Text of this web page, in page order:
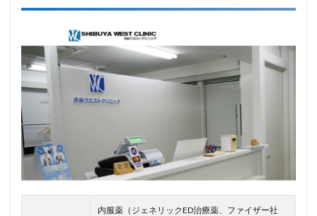
内服薬（ジェネリックED治療薬、ファイザー社